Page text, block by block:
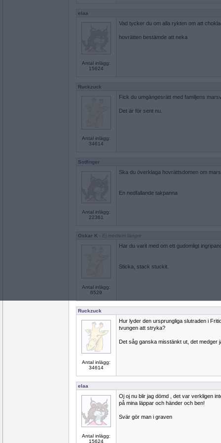
elaa
Antal inlägg:
15624
Vad tycker du om alla rykten om att
hovrätten bestämde att neka
Ruckzuck
Antal inlägg:
34614
Fick du umgängesrätt med familjens
Det är för sent nu.
Sotfinger
Antal inlägg:
22361
Ska du överklaga hovrättsdomen om
En nedfallande takpanna
Oskar K - Ej medlem längre
Antal inlägg:
6529
Har du varit med om ett gudomligt
Sticka, stack stuckit.
Ruckzuck
Antal inlägg:
34614
Hur lyder den ursprungliga slutraden i
tvungen att stryka?
Det såg ganska misstänkt ut, det medger
elaa
Antal inlägg:
15624
Oj oj nu blir jag dömd , det var verkligen
på mina läppar och händer och ben!
Svär gör man i graven